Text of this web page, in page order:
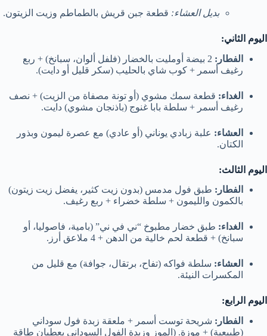
بديل العشاء: قطعة جبن قريش بالطماطم وزيت الزيتون.
اليوم الثاني:
الفطار:
2 بيضة أومليت بالخضار (فلفل ألوان، سبانخ) + ربع
رغيف أسمر + كوب شاي بالحليب (سكر قليل أو دايت).
الغداء: قطعة سمك مشوي (أو تونة مصفاة من الزيت) + نصف
رغيف أسمر + سلطة بابا غنوج (باذنجان مشوي) دايت.
العشاء: علبة زبادي يوناني (أو عادي) مع عصرة ليمون وبذور
الكتان.
اليوم الثالث:
الفطار: طبق فول مدمس (بدون زيت كثير، يفضل زيت زيتون)
بالكمون والليمون + سلطة خضراء + ربع رغيف.
الغداء: طبق خضار مطبوخ “ني في ني” (بامية، فاصوليا، أو
سبانخ) + قطعة لحم خالية من الدهن + 4 ملاعق أرز.
العشاء: سلطة فواكه (تفاح، برتقال، جوافة) مع قليل من
المكسرات النيئة.
اليوم الرابع:
الفطار: شريحة توست أسمر + ملعقة زبدة فول سوداني
(طبيعية) + موزة. (الموز وزبدة الفول السوداني يعطيان طاقة